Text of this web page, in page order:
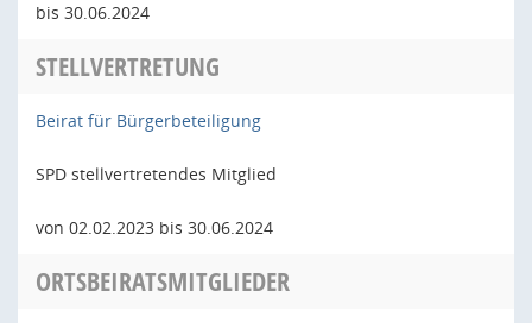
bis 30.06.2024
STELLVERTRETUNG
Beirat für Bürgerbeteiligung
SPD stellvertretendes Mitglied
von 02.02.2023 bis 30.06.2024
ORTSBEIRATSMITGLIEDER